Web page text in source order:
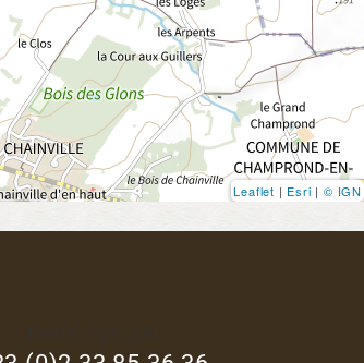
Leaflet | Esri | © IGN